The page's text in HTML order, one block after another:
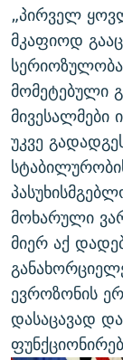
„პირველ
მკაფიოდ
მომეტებული
მივესალმები
უკვე
მოხარული
მიერ აქ
ევროზონის
დასაცავად